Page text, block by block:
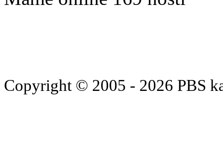
Copyright © 2005 - 2026 PBS